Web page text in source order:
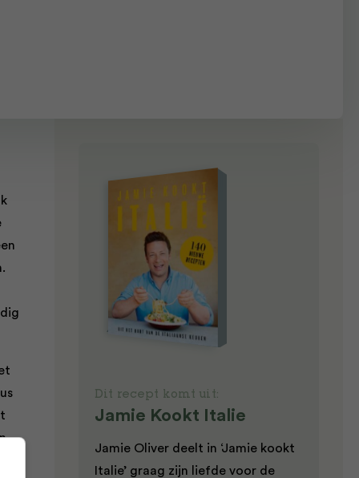
Dit recept komt uit:
Jamie Kookt Italie
Jamie Oliver deelt in ‘Jamie kookt
Italie’ graag zijn liefde voor de